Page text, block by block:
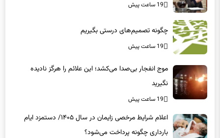
19 ساعت پیش
چگونه تصمیم‌های درستی بگیریم
19 ساعت پیش
موج انفجار بی‌صدا می‌کشد؛ این علائم را هرگز نادیده
نگیرید
19 ساعت پیش
اعلام شرایط مرخصی زایمان در سال ۱۴۰۵/ دستمزد ایام
بارداری چگونه پرداخت می‌شود؟